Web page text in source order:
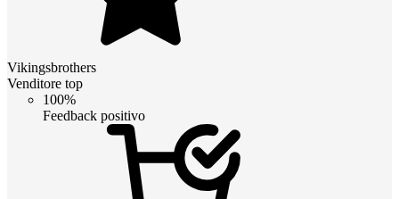
Vikingsbrothers
Venditore top
100%
Feedback positivo